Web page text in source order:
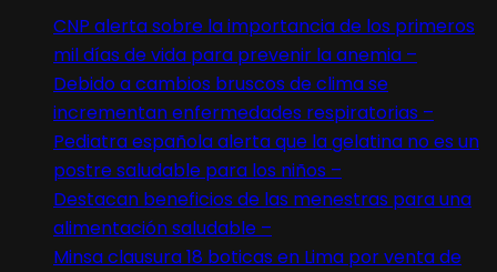
CNP alerta sobre la importancia de los primeros
mil días de vida para prevenir la anemia –
Debido a cambios bruscos de clima se
incrementan enfermedades respiratorias –
Pediatra española alerta que la gelatina no es un
postre saludable para los niños –
Destacan beneficios de las menestras para una
alimentación saludable –
Minsa clausura 18 boticas en Lima por venta de